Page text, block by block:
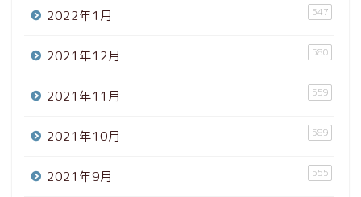
2022年1月 547
2021年12月 580
2021年11月 559
2021年10月 589
2021年9月 555